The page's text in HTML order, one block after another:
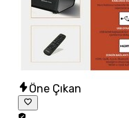
Öne Çıkan